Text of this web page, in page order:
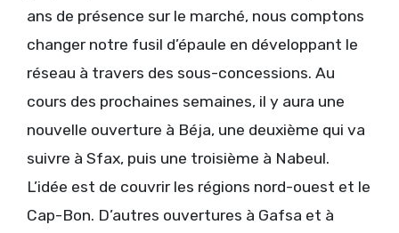
ans de présence sur le marché, nous comptons
changer notre fusil d’épaule en développant le
réseau à travers des sous-concessions. Au
cours des prochaines semaines, il y aura une
nouvelle ouverture à Béja, une deuxième qui va
suivre à Sfax, puis une troisième à Nabeul.
L’idée est de couvrir les régions nord-ouest et le
Cap-Bon. D’autres ouvertures à Gafsa et à